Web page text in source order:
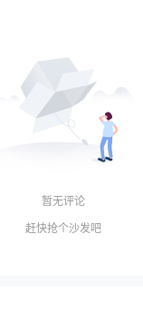
暂无评论
赶快抢个沙发吧